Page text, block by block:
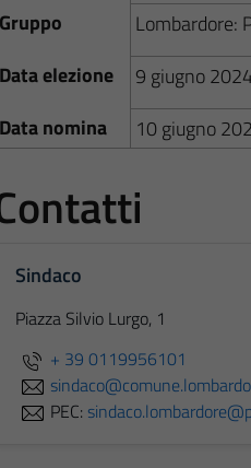
Gruppo
Lombardore:
Data elezione
9 giugno 2024
Data nomina
10 giugno
Sindaco
Piazza Silvio Lurgo, 1
+ 39 0119956101
PEC: